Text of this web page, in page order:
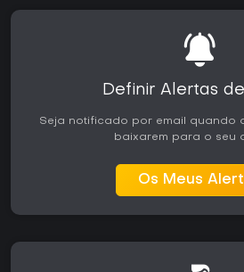
Definir Alertas
Seja notificado por email quando
baixarem para o seu
Os Meus